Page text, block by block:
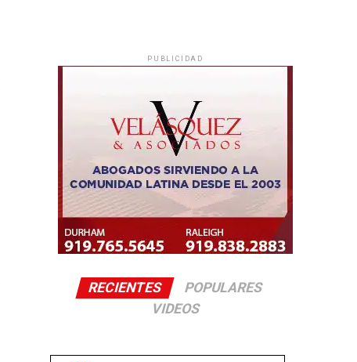
PUBLICIDAD
RECIENTES
POPULARES
VIDEOS